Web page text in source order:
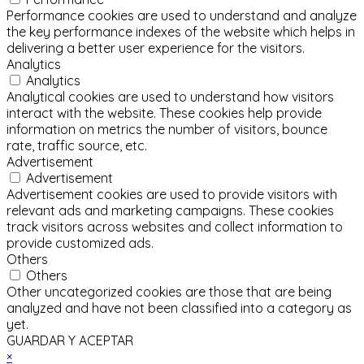
Performance cookies are used to understand and analyze
the key performance indexes of the website which helps in
delivering a better user experience for the visitors.
Analytics
Analytics
Analytical cookies are used to understand how visitors
interact with the website. These cookies help provide
information on metrics the number of visitors, bounce
rate, traffic source, etc.
Advertisement
Advertisement
Advertisement cookies are used to provide visitors with
relevant ads and marketing campaigns. These cookies
track visitors across websites and collect information to
provide customized ads.
Others
Others
Other uncategorized cookies are those that are being
analyzed and have not been classified into a category as
yet.
GUARDAR Y ACEPTAR
×